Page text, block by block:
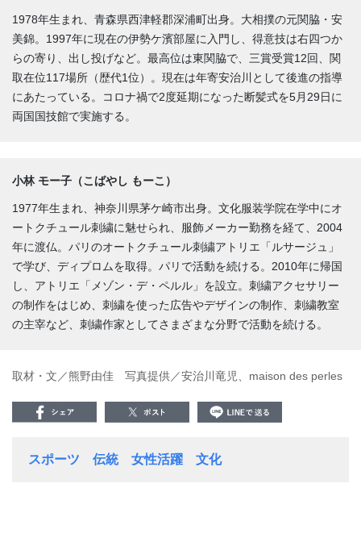
1978年生まれ、青森県西津軽郡深浦町出身。大相撲の元関脇・安
美錦。1997年に現在の伊勢ケ濱部屋に入門し、得意技は右四つか
らの寄り、出し投げなど。最高位は東関脇で、三賞受賞12回、関
取在位117場所（歴代1位）。現在は年寄安治川として後進の指導
にあたっている。コロナ禍で2度延期になった断髪式を5月29日に
両国国技館で実施する。
小林 モー子（こばやし もーこ）
1977年生まれ、神奈川県茅ケ崎市出身。文化服装学院在学中にオ
ートクチュール刺繍に魅せられ、服飾メーカー勤務を経て、2004
年に渡仏。パリのオートクチュール刺繍アトリエ「ルサージュ」
で学び、ディプロムを取得。パリで活動を続ける。2010年に帰国
し、アトリエ「メゾン・デ・ペルル」を設立。刺繍アクセサリー
の制作をはじめ、刺繍を使った広告やデザインの制作、刺繍教室
の主宰など、刺繍作家としてさまざまな分野で活動を続ける。
取材・文／熊野由佳 写真提供／安治川竜児、maison des perles
スポーツ 伝統 女性活躍 文化